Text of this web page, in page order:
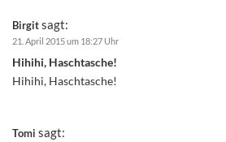
Birgitsagt:
21. April 2015 um 18:27 Uhr
Hihihi, Haschtasche!
Hihihi, Haschtasche!
Tomi sagt: